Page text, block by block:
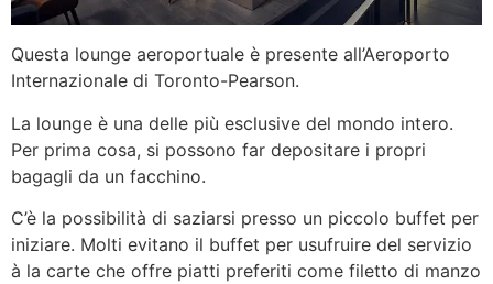
Questa lounge aeroportuale è presente all’Aeroporto
Internazionale di Toronto-Pearson.
La lounge è una delle più esclusive del mondo intero.
Per prima cosa, si possono far depositare i propri
bagagli da un facchino.
C’è la possibilità di saziarsi presso un piccolo buffet per
iniziare. Molti evitano il buffet per usufruire del servizio
à la carte che offre piatti preferiti come filetto di manzo